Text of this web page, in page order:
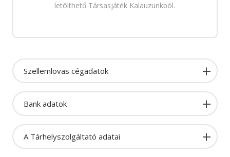
letölthető Társasjáték Kalauzunkból.
Szellemlovas cégadatok
Bank adatok
A Tárhelyszolgáltató adatai